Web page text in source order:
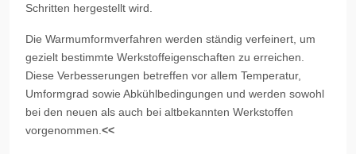
Schritten hergestellt wird.
Die Warmumformverfahren werden ständig verfeinert, um
gezielt bestimmte Werkstoffeigenschaften zu erreichen.
Diese Verbesserungen betreffen vor allem Temperatur,
Umformgrad sowie Abkühlbedingungen und werden sowohl
bei den neuen als auch bei altbekannten Werkstoffen
vorgenommen. <<